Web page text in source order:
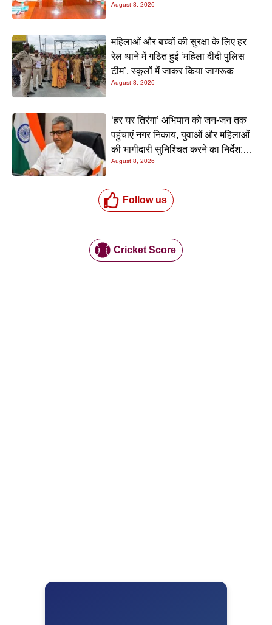
जारी
August 8, 2026
महिलाओं और बच्चों की सुरक्षा के लिए हर
रेल थाने में गठित हुई ‘महिला दीदी पुलिस
टीम’, स्कूलों में जाकर किया जागरूक
August 8, 2026
‘हर घर तिरंगा’ अभियान को जन-जन तक
पहुंचाएं नगर निकाय, युवाओं और महिलाओं
की भागीदारी सुनिश्चित करने का निर्देश:
नीतीश मिश्रा
August 8, 2026
Follow us
Cricket Score